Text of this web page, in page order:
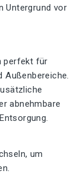
Untergrund vor
perfekt für
Außenbereiche.
abnehmbare
um